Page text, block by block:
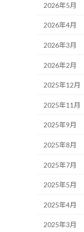
2026年5月
2026年4月
2026年3月
2026年2月
2025年12月
2025年11月
2025年9月
2025年8月
2025年7月
2025年5月
2025年4月
2025年3月